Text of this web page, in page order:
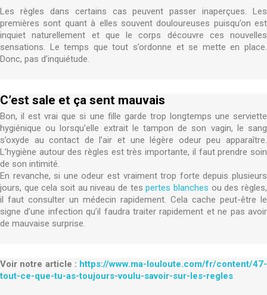
Les règles dans certains cas peuvent passer inaperçues. Les
premières sont quant à elles souvent douloureuses puisqu’on est
inquiet naturellement et que le corps découvre ces nouvelles
sensations. Le temps que tout s’ordonne et se mette en place.
Donc, pas d’inquiétude.
C’est sale et ça sent mauvais
Bon, il est vrai que si une fille garde trop longtemps une serviette
hygiénique ou lorsqu’elle extrait le tampon de son vagin, le sang
s’oxyde au contact de l’air et une légère odeur peu apparaître.
L’hygiène autour des règles est très importante, il faut prendre soin
de son intimité.
En revanche, si une odeur est vraiment trop forte depuis plusieurs
jours, que cela soit au niveau de tespertes blanches ou des règles,
il faut consulter un médecin rapidement. Cela cache peut-être le
signe d’une infection qu’il faudra traiter rapidement et ne pas avoir
de mauvaise surprise.
Voir notre article : https://www.ma-louloute.com/fr/content/47-
tout-ce-que-tu-as-toujours-voulu-savoir-sur-les-regles